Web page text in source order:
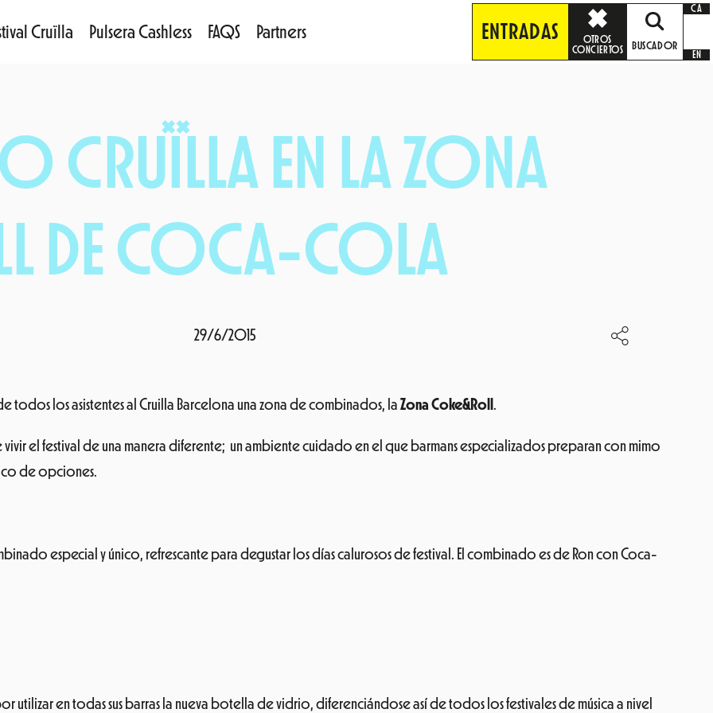
Cruïlla Pulsera Cashless FAQS Partners ENTRADAS
OTROS
CONCIERTOS
BUSCADOR
CA
EN
CRUÏLLA EN LA ZONA
DE COCA-COLA
29/6/2015
los asistentes al Cruilla Barcelona una zona de combinados, la Zona Coke&Roll .
vivir el festival de una manera diferente; un ambiente cuidado en el que barmans especializados preparan con mimo
de opciones.
especial y único, refrescante para degustar los días calurosos de festival. El combinado es de Ron con Coca-
utilizar en todas sus barras la nueva botella de vidrio, diferenciándose así de todos los festivales de música a nivel